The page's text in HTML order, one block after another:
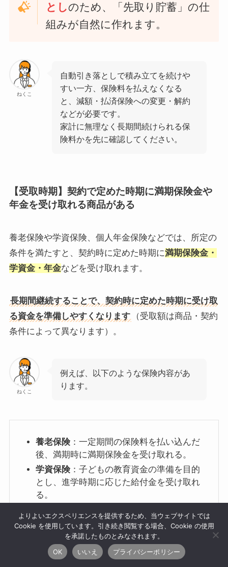
としのため、「先取り貯蓄」の仕
組みが自然に作れます。
ねくこ
自動引き落としで積み立てを続けや
すい一方、保険料を払えなくなる
と、減額・払済保険への変更・解約
などが必要です。
家計に無理なく長期間続けられる保
険料かを先に確認してください。
【受取時期】契約で定めた時期に満期保険金や
年金を受け取れる商品がある
養老保険や学資保険、個人年金保険などでは、所定の
条件を満たすと、契約時に定めた時期に満期保険金・
学資金・年金などを受け取れます。
長期間継続することで、契約時に定めた時期に受け取
る資金を準備しやすくなります
（受取額は商品・契約
条件によって異なります）。
ねくこ
例えば、以下のような保険内容があ
ります。
養老保険：一定期間の保険料を払い込んだ
後、満期時に満期保険金を受け取れる。
学資保険：子どもの教育資金の準備を目的
とし、進学時期に応じた給付金を受け取れ
る。
約時に定めた年齢から年金を受け取れる。
よりよいエクスペリエンスを提供するため、当ウェブサイトでは
Cookie を使用しています。引き続き閲覧する場合、Cookie の使用
を承諾したものとみなされます。
OK
いいえ プライバシーポリシー